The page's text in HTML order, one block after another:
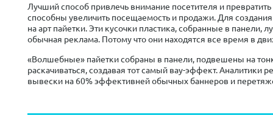
Лучший способ привлечь внимание посетителя и
способны увеличить посещаемость и продажи. Для
на арт пайетки. Эти кусочки пластика, собранные в панели,
обычная реклама. Потому что они находятся все время в
«Волшебные» пайетки собраны в панели, подвешены на
раскачиваться, создавая тот самый вау-эффект.
вывески на 60% эффективней обычных баннеров и